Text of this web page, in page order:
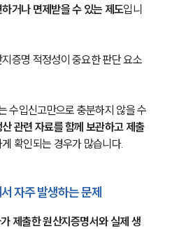
거나 면제받을 수 있는 제도입니
증명 적정성이 중요한 판단 요소
수입신고만으로 충분하지 않을 수
관련 자료를 함께 보관하고 제출
확인되는 경우가 많습니다.
자주 발생하는 문제
제출한 원산지증명서와 실제 생